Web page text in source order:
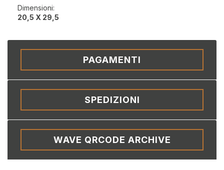
Dimensioni:
20,5 X 29,5
PAGAMENTI
SPEDIZIONI
WAVE QRCODE ARCHIVE